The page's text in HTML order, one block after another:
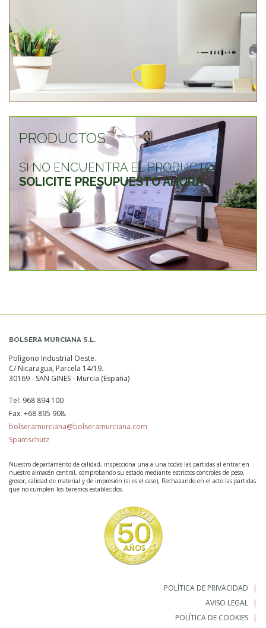
PRODUCTOS
SI NO ENCUENTRA EL PRODUCTO
SOLICITE PRESUPUESTO AHORA
BOLSERA MURCIANA S.L.
Polígono Industrial Oeste.
C/ Nicaragua, Parcela 14/19.
30169 - SAN GINES - Murcia (España)
Tel: 968 894 100
Fax: +68 895 908.
bolseramurciana@bolseramurciana.com
Spamschutz
Nuestro departamento de calidad, inspecciona una a una todas las partidas al entrar en
nuestro almacén central, comprobando su estado mediante estrictos controles de peso,
grosor, calidad de material y de impresión (si es el caso); Rechazando en el acto las partidas
que no cumplen los baremos establecidos.
POLÍTICA DE PRIVACIDAD
AVISO LEGAL
POLÍTICA DE COOKIES